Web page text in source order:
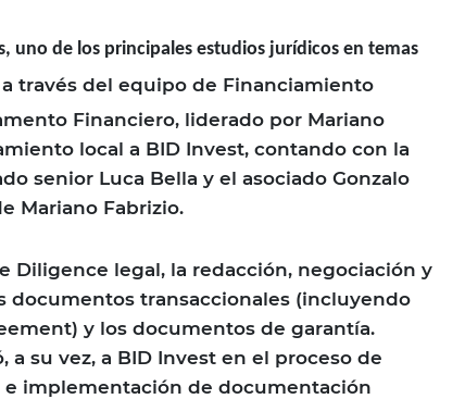
uno de los principales estudios jurídicos en temas
a través del equipo de Financiamiento
Financiero, liderado por Mariano
local a BID Invest, contando con la
senior Luca Bella y el asociado Gonzalo
Mariano Fabrizio.
Diligence legal, la redacción, negociación y
documentos transaccionales (incluyendo
y los documentos de garantía.
a su vez, a BID Invest en el proceso de
e implementación de documentación